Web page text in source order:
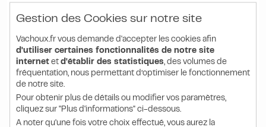
1 230.00
DÉTAILPRODUIT
Gestion des Cookies sur notre site
Vachoux.fr vous demande d'accepter les cookies afin
d'utiliser certaines fonctionnalités de notre site
internetet d'établir des statistiques , des volumes de
fréquentation, nous permettant d’optimiser le fonctionnement
de notre site.
Pour obtenir plus de détails ou modifier vos paramètres,
cliquez sur "Plus d'informations" ci-dessous.
A noter qu'une fois votre choix effectué, vous aurez la